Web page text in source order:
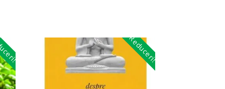
Reduceri!